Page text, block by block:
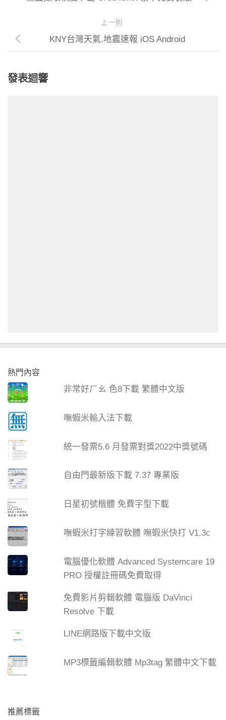
上一則
KNY台灣天氣.地震速報 iOS Android
發表迴響
熱門內容
非常好ㄏㄠ 色8下載 繁體中文版
嘸蝦米輸入法下載
統一發票5.6 月發票對獎2022中獎號碼
自由門最新版下載 7.37 專業版
日星初號楷體 免費字型下載
嘸蝦米打字練習軟體 嘸蝦米快打 V1.3c
電腦優化軟體 Advanced Systemcare 19
PRO 授權註冊碼免費取得
免費影片剪輯軟體 電腦版 DaVinci
Resolve 下載
LINE網路版下載中文版
MP3標籤編輯軟體 Mp3tag 繁體中文下載
推薦標籤